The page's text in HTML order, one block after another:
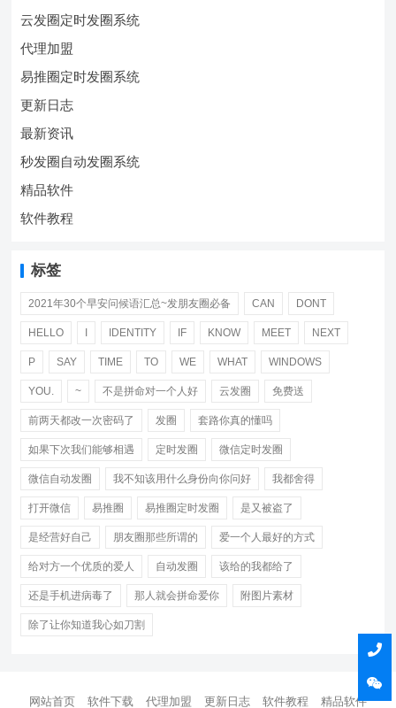
云发圈定时发圈系统
代理加盟
易推圈定时发圈系统
更新日志
最新资讯
秒发圈自动发圈系统
精品软件
软件教程
标签
2021年30个早安问候语汇总~发朋友圈必备 CAN DONT
HELLO IDENTITY IF KNOW MEET NEXT
P SAY TIME TO WE WHAT WINDOWS
YOU. ~ 不是拼命对一个人好 云发圈 免费送
前两天都改一次密码了 发圈 套路你真的懂吗
如果下次我们能够相遇 定时发圈 微信定时发圈
微信自动发圈 我不知该用什么身份向你问好 我都舍得
打开微信 易推圈 易推圈定时发圈 是又被盗了
是经营好自己 朋友圈那些所谓的 爱一个人最好的方式
给对方一个优质的爱人 自动发圈 该给的我都给了
还是手机进病毒了 那人就会拼命爱你 附图片素材
除了让你知道我心如刀割
网站首页 软件下载 代理加盟 更新日志 软件教程 精品软件